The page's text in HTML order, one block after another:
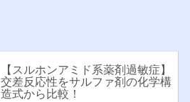
【スルホンアミド系薬剤過敏症】
交差反応性をサルファ剤の化学構
造式から比較！